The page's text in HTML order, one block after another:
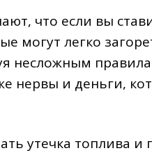
что если вы
могут легко
несложным
нервы и деньги,
утечка топлива и